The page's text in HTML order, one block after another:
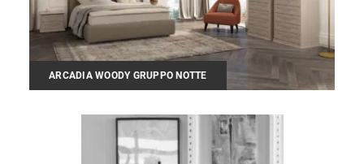
ARCADIA WOODY GRUPPO NOTTE